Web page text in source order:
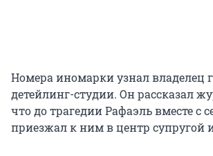
Номера иномарки узнал владелец
детейлинг-студии. Он рассказал
что до трагедии Рафаэль вместе с
приезжал к ним в центр супругой